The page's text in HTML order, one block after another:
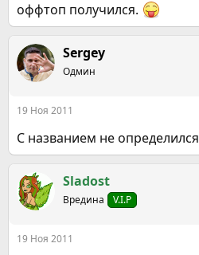
оффтоп получился.
Sergey
Одмин
19 Ноя 2011
С названием не определился
Sladost
Вредина V.I.P
19 Ноя 2011